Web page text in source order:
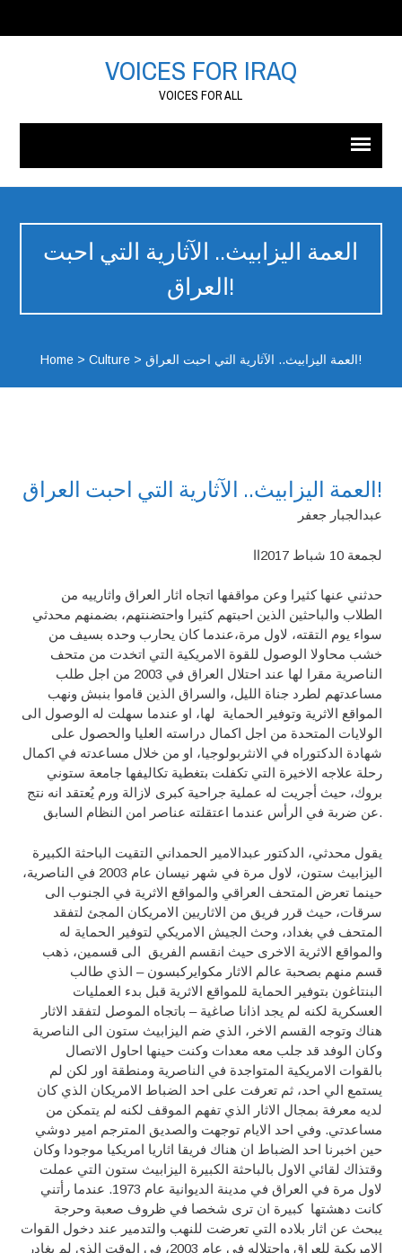
VOICES FOR IRAQ
VOICES FOR ALL
العمة اليزابيث.. الآثارية التي احبت
العراق!
Home> Culture> العمة اليزابيث.. الآثارية التي احبت العراق!
العمة اليزابيث.. الآثارية التي احبت العراق!
عبدالجبار جعفر
لجمعة 10 شباط 2017اا
حدثني عنها كثيرا وعن مواقفها اتجاه اثار العراق واثارييه من
الطلاب والباحثين الذين احبتهم كثيرا واحتضنتهم، بضمنهم محدثي
سواء يوم التقته، لاول مرة،عندما كان يحارب وحده بسيف من
خشب محاولا الوصول للقوة الامريكية التي اتخدت من متحف
الناصرية مقرا لها عند احتلال العراق في 2003 من اجل طلب
مساعدتهم لطرد جناة الليل، والسراق الذين قاموا بنبش ونهب
المواقع الاثرية وتوفير الحماية لها، او عندما سهلت له الوصول الى
الولايات المتحدة من اجل اكمال دراسته العليا والحصول على
شهادة الدكتوراه في الانثربولوجيا، او من خلال مساعدته في اكمال
رحلة علاجه الاخيرة التي تكفلت بتغطية تكاليفها جامعة ستوني
بروك، حيث أجريت له عملية جراحية كبرى لازالة ورم يُعتقد انه نتج
عن ضربة في الرأس عندما اعتقلته عناصر امن النظام السابق.
يقول محدثي، الدكتور عبدالامير الحمداني التقيت الباحثة الكبيرة
اليزابيث ستون، لاول مرة في شهر نيسان عام 2003 في الناصرية،
حينما تعرض المتحف العراقي والمواقع الاثرية في الجنوب الى
سرقات، حيث قرر فريق من الاثاريين الامريكان المجئ لتفقد
المتحف في بغداد، وحث الجيش الامريكي لتوفير الحماية له
والمواقع الاثرية الاخرى حيث انقسم الفريق الى قسمين، ذهب
قسم منهم بصحبة عالم الاثار مكوايركبسون – الذي طالب
البنتاغون بتوفير الحماية للمواقع الاثرية قبل بدء العمليات
العسكرية لكنه لم يجد اذانا صاغية – باتجاه الموصل لتفقد الاثار
هناك وتوجه القسم الاخر، الذي ضم اليزابيث ستون الى الناصرية
وكان الوفد قد جلب معه معدات وكنت حينها احاول الاتصال
بالقوات الامريكية المتواجدة في الناصرية ومنطقة اور لكن لم
يستمع الي احد، ثم تعرفت على احد الضباط الامريكان الذي كان
لديه معرفة بمجال الاثار الذي تفهم الموقف لكنه لم يتمكن من
مساعدتي. وفي احد الايام توجهت والصديق المترجم امير دوشي
حين اخبرنا احد الضباط ان هناك فريقا اثاريا امريكيا موجودا وكان
وقتذاك لقائي الاول بالباحثة الكبيرة اليزابيث ستون التي عملت
لاول مرة في العراق في مدينة الديوانية عام 1973. عندما رأتني
كانت دهشتها كبيرة ان ترى شخصا في ظروف صعبة وحرجة
يبحث عن اثار بلاده التي تعرضت للنهب والتدمير عند دخول القوات
الامريكية للعراق واحتلاله في عام 2003، في الوقت الذي لم يغادر